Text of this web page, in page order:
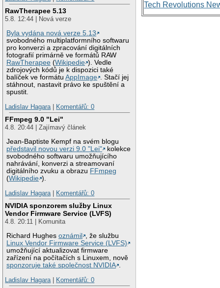
RawTherapee 5.13
5.8. 12:44 | Nová verze
Byla vydána nová verze 5.13
svobodného multiplatformního softwaru
pro konverzi a zpracování digitálních
fotografií primárně ve formátů RAW
RawTherapee (Wikipedie ). Vedle
zdrojových kódů je k dispozici také
balíček ve formátuAppImage . Stačí jej
stáhnout, nastavit právo ke spuštění a
spustit.
Ladislav Hagara
Komentářů: 0
FFmpeg 9.0 "Lei"
4.8. 20:44 | Zajímavý článek
Jean-Baptiste Kempf na svém blogu
představil novou verzi 9.0 "Lei"
kolekce
svobodného softwaru umožňujícího
nahrávání, konverzi a streamovaní
digitálního zvuku a obrazu FFmpeg
(Wikipedie ).
Ladislav Hagara
Komentářů: 0
NVIDIA sponzorem služby Linux
Vendor Firmware Service (LVFS)
4.8. 20:11 | Komunita
Richard Hughesoznámil
, že službu
Linux Vendor Firmware Service (LVFS)
umožňující aktualizovat firmware
zařízení na počítačích s Linuxem, nově
sponzoruje také společnost NVIDIA .
Ladislav Hagara | Komentářů: 0
Tech Revolutions